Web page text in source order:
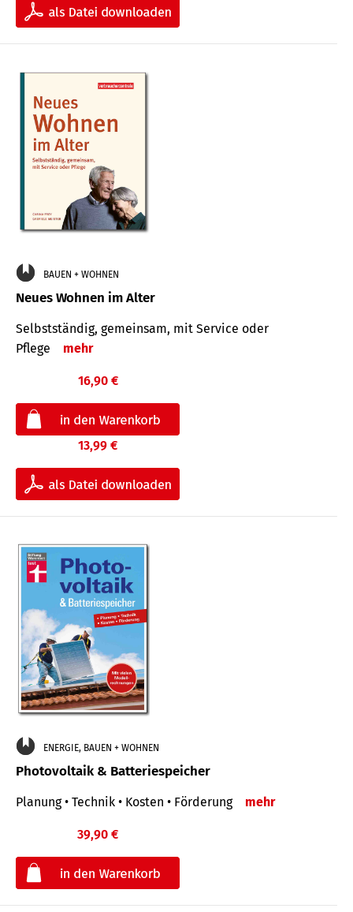
BAUEN + WOHNEN
Neues Wohnen im Alter
Selbstständig, gemeinsam, mit Service oder
Pflege
mehr
16,90 €
13,99 €
ENERGIE, BAUEN + WOHNEN
Photovoltaik & Batteriespeicher
Planung • Technik • Kosten • Förderung mehr
39,90 €